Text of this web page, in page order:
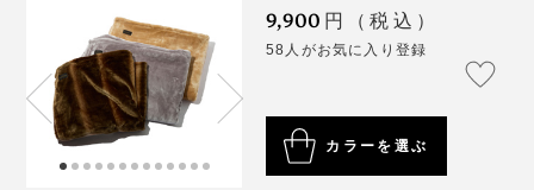
9,900 円（税込）
58人がお気に入り登録
カラーを選ぶ